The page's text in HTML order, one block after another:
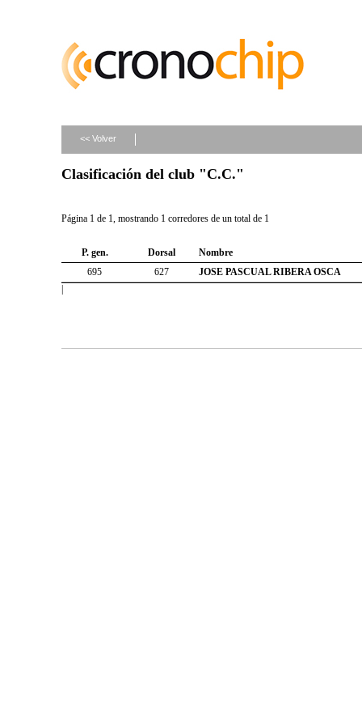
<< Volver
Clasificación del club "C.C."
Página 1 de 1, mostrando 1 corredores de un total de 1
P. gen. Dorsal
Nombre
695
627
JOSE PASCUAL RIBERA OSCA
|